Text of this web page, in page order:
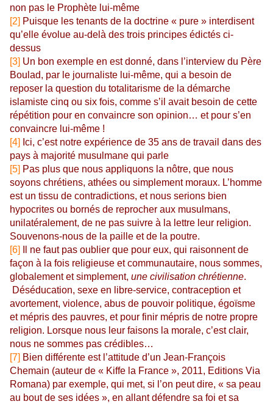
non pas le Prophète lui-même
[2] Puisque les tenants de la doctrine « pure » interdisent
qu’elle évolue au-delà des trois principes édictés ci-
dessus
[3] Un bon exemple en est donné, dans l’interview du Père
Boulad, par le journaliste lui-même, qui a besoin de
reposer la question du totalitarisme de la démarche
islamiste cinq ou six fois, comme s’il avait besoin de cette
répétition pour en convaincre son opinion… et pour s’en
convaincre lui-même !
[4] Ici, c’est notre expérience de 35 ans de travail dans des
pays à majorité musulmane qui parle
[5] Pas plus que nous appliquons la nôtre, que nous
soyons chrétiens, athées ou simplement moraux. L’homme
est un tissu de contradictions, et nous serions bien
hypocrites ou bornés de reprocher aux musulmans,
unilatéralement, de ne pas suivre à la lettre leur religion.
Souvenons-nous de la paille et de la poutre.
[6]
Il ne faut pas oublier que pour eux, qui raisonnent de
façon à la fois religieuse et communautaire, nous sommes,
globalement et simplement, une civilisation chrétienne.
Déséducation, sexe en libre-service, contraception et
avortement, violence, abus de pouvoir politique, égoïsme
et mépris des pauvres, et pour finir mépris de notre propre
religion. Lorsque nous leur faisons la morale, c’est clair,
nous ne sommes pas crédibles…
[7] Bien différente est l’attitude d’un Jean-François
Chemain (auteur de « Kiffe la France », 2011, Editions Via
Romana) par exemple, qui met, si l’on peut dire, « sa peau
au bout de ses idées », en allant défendre sa foi et sa